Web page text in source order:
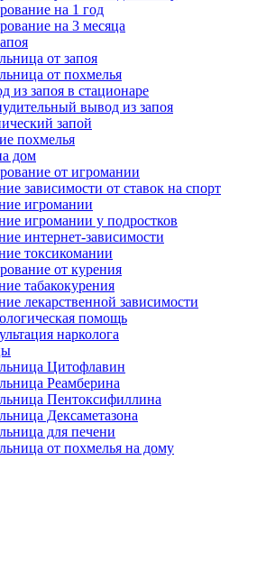
на 1 год
на 3 месяца
от запоя
от похмелья
из запоя в стационаре
вывод из запоя
запой
похмелья
дом
от игромании
зависимости от ставок на спорт
игромании
игромании у подростков
интернет-зависимости
токсикомании
от курения
табакокурения
лекарственной зависимости
помощь
нарколога
Цитофлавин
Реамберина
Пентоксифиллина
Дексаметазона
для печени
от похмелья на дому